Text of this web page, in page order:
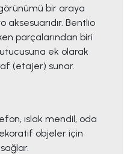
bir araya
Bentlio
parçalarından biri
ek olarak
raf (etajer) sunar.
ıslak mendil, oda
objeler için